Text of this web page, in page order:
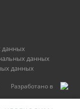
данных
данных
данных
Разработано в